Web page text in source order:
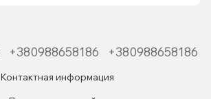
+380988658186 +380988658186
Контактная информация